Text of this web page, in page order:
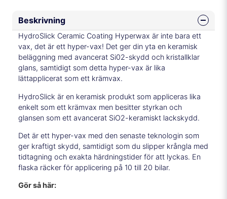
Beskrivning
HydroSlick Ceramic Coating Hyperwax är inte bara ett
vax, det är ett hyper-vax! Det ger din yta en keramisk
beläggning med avancerat Si02-skydd och kristallklar
glans, samtidigt som detta hyper-vax är lika
lättapplicerat som ett krämvax.
HydroSlick är en keramisk produkt som appliceras lika
enkelt som ett krämvax men besitter styrkan och
glansen som ett avancerat SiO2-keramiskt lackskydd.
Det är ett hyper-vax med den senaste teknologin som
ger kraftigt skydd, samtidigt som du slipper krångla med
tidtagning och exakta härdningstider för att lyckas. En
flaska räcker för applicering på 10 till 20 bilar.
Gör så här: